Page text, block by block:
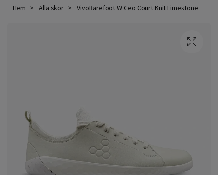
Hem Alla skor VivoBarefoot W Geo Court Knit Limestone